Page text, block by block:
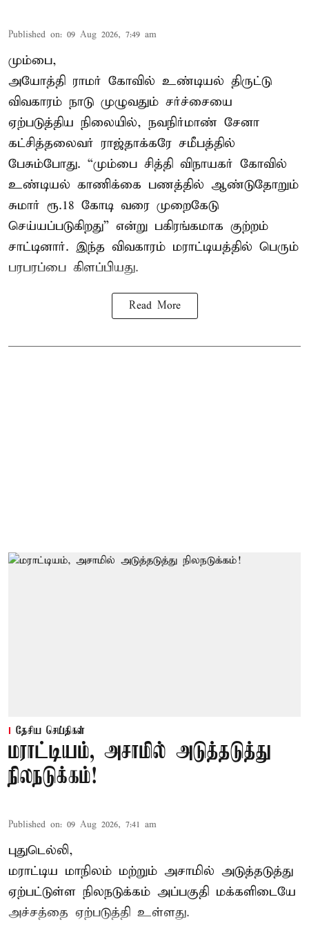
Published on: 09 Aug 2026, 7:49 am
மும்பை,
அயோத்தி ராமர் கோவில் உண்டியல் திருட்டு
விவகாரம் நாடு முழுவதும் சர்ச்சையை
ஏற்படுத்திய நிலையில், நவநிர்மாண் சேனா
கட்சித்தலைவர் ராஜ்தாக்கரே சமீபத்தில்
பேசும்போது. “மும்பை சித்தி விநாயகர் கோவில்
உண்டியல் காணிக்கை பணத்தில் ஆண்டுதோறும்
சுமார் ரூ.18 கோடி வரை முறைகேடு
செய்யப்படுகிறது” என்று பகிரங்கமாக குற்றம்
சாட்டினார். இந்த விவகாரம் மராட்டியத்தில் பெரும்
பரபரப்பை கிளப்பியது.
Read More
தேசிய செய்திகள்
மராட்டியம், அசாமில் அடுத்தடுத்து
நிலநடுக்கம்!
Published on: 09 Aug 2026, 7:41 am
புதுடெல்லி,
மராட்டிய மாநிலம் மற்றும் அசாமில் அடுத்தடுத்து
ஏற்பட்டுள்ள நிலநடுக்கம் அப்பகுதி மக்களிடையே
அச்சத்தை ஏற்படுத்தி உள்ளது.